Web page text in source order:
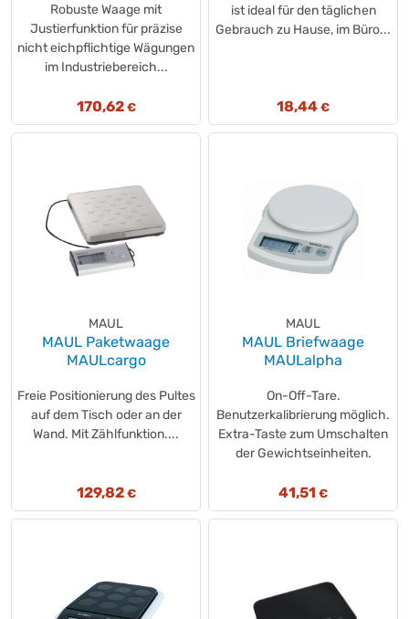
Robuste Waage mit
Justierfunktion für präzise
nicht eichpflichtige Wägungen
im Industriebereich...
170,62€
ist ideal für den täglichen
Gebrauch zu Hause, im Büro...
18,44 €
MAUL
MAUL Paketwaage
MAULcargo
Freie Positionierung des Pultes
auf dem Tisch oder an der
Wand. Mit Zählfunktion....
129,82€
MAUL
MAUL Briefwaage
MAULalpha
On-Off-Tare.
Benutzerkalibrierung möglich.
Extra-Taste zum Umschalten
der Gewichtseinheiten.
41,51 €